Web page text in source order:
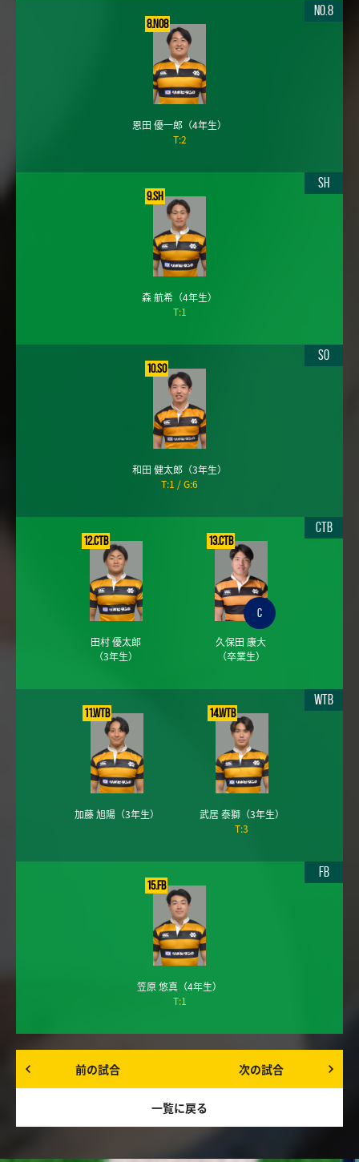
8.No8
恩田 優一郎 （4年生）
T:2
No.8
9.SH
森 航希 （4年生）
T:1
SH
10.SO
和田 健太郎 （3年生）
T:1
G:6
SO
12.CTB
田村 優太郎
（3年生）
13.CTB
C
久保田 康大
（卒業生）
CTB
11.WTB
加藤 旭陽 （3年生）
14.WTB
武居 泰獅（3年生）
T:3
WTB
15.FB
笠原 悠真 （4年生）
T:1
FB
前の試合
一覧に戻る
次の試合